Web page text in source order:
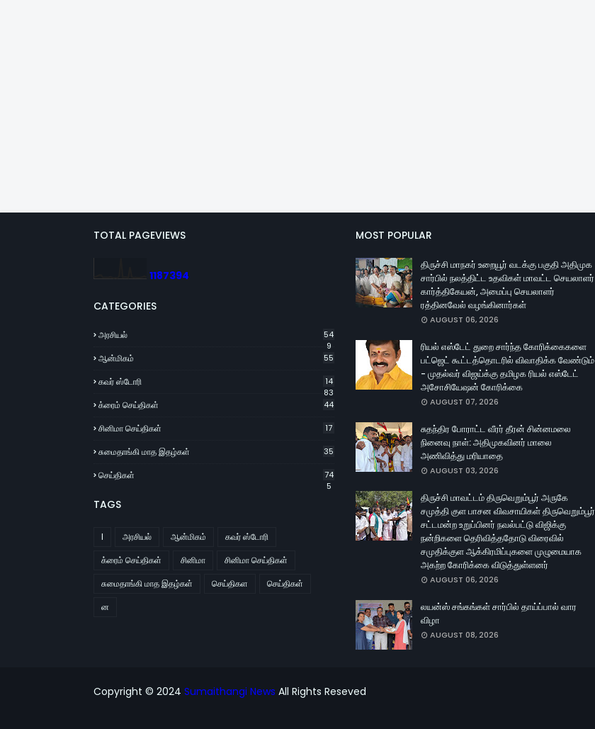
TOTAL PAGEVIEWS
1187394
CATEGORIES
அரசியல்
54
9
ஆன்மிகம் 55
கவர் ஸ்டோரி
14
83
க்ரைம் செய்திகள் 44
சினிமா செய்திகள் 17
சுமைதாங்கி மாத இதழ்கள் 35
செய்திகள்
74
5
TAGS
l அரசியல் ஆன்மிகம்
கவர் ஸ்டோரி
க்ரைம் செய்திகள்
சினிமா
சினிமா செய்திகள்
சுமைதாங்கி மாத இதழ்கள்
செய்திகள
செய்திகள்
ன
MOST POPULAR
திருச்சி மாநகர் உறையூர் வடக்கு பகுதி அதிமுக
சார்பில் நலத்திட்ட உதவிகள் மாவட்ட செயலாளர்
கார்த்திகேயன், அமைப்பு செயலாளர்
ரத்தினவேல் வழங்கினார்கள்
AUGUST 06, 2026
ரியல் எஸ்டேட் துறை சார்ந்த கோரிக்கைகளை
பட்ஜெட் கூட்டத்தொடரில் விவாதிக்க வேண்டும்
- முதல்வர் விஜய்க்கு தமிழக ரியல் எஸ்டேட்
அசோசியேஷன் கோரிக்கை
AUGUST 07, 2026
சுதந்திர போராட்ட வீரர் தீரன் சின்னமலை
நினைவு நாள்: அதிமுகவினர் மாலை
அணிவித்து மரியாதை
AUGUST 03, 2026
திருச்சி மாவட்டம் திருவெறும்பூர் அருகே
சமுத்தி குள பாசன விவசாயிகள் திருவெறும்பூர்
சட்டமன்ற உறுப்பினர் நவல்பட்டு விஜிக்கு
நன்றிகளை தெரிவித்ததோடு விரைவில்
சமுதிக்குள ஆக்கிரமிப்புகளை முழுமையாக
அகற்ற கோரிக்கை விடுத்துள்ளனர்
AUGUST 06, 2026
லயன்ஸ் சங்கங்கள் சார்பில் தாய்ப்பால் வார
விழா
AUGUST 08, 2026
Copyright © 2024 Sumaithangi News All Rights Reseved